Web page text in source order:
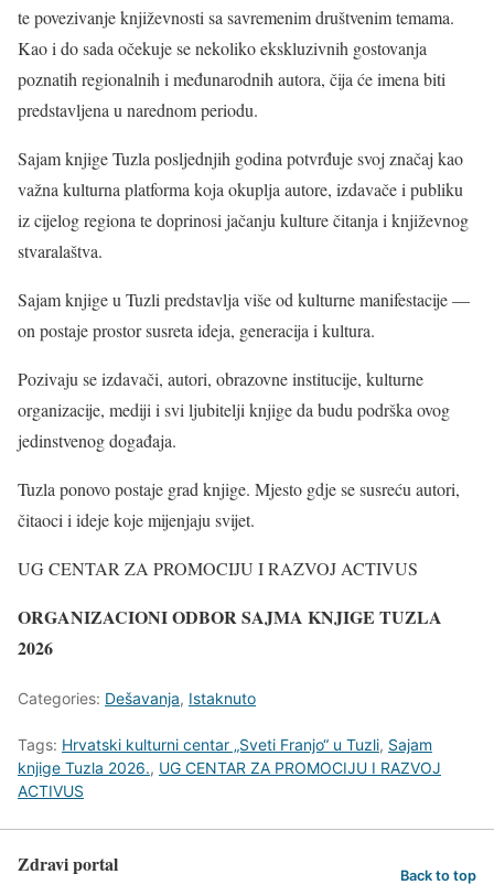
te povezivanje književnosti sa savremenim društvenim temama.
Kao i do sada očekuje se nekoliko ekskluzivnih gostovanja
poznatih regionalnih i međunarodnih autora, čija će imena biti
predstavljena u narednom periodu.
Sajam knjige Tuzla posljednjih godina potvrđuje svoj značaj kao
važna kulturna platforma koja okuplja autore, izdavače i publiku
iz cijelog regiona te doprinosi jačanju kulture čitanja i književnog
stvaralaštva.
Sajam knjige u Tuzli predstavlja više od kulturne manifestacije —
on postaje prostor susreta ideja, generacija i kultura.
Pozivaju se izdavači, autori, obrazovne institucije, kulturne
organizacije, mediji i svi ljubitelji knjige da budu podrška ovog
jedinstvenog događaja.
Tuzla ponovo postaje grad knjige. Mjesto gdje se susreću autori,
čitaoci i ideje koje mijenjaju svijet.
UG CENTAR ZA PROMOCIJU I RAZVOJ ACTIVUS
ORGANIZACIONI ODBOR SAJMA KNJIGE TUZLA
2026
Categories: Dešavanja, Istaknuto
Tags: Hrvatski kulturni centar „Sveti Franjo“ u Tuzli, Sajam
knjige Tuzla 2026., UG CENTAR ZA PROMOCIJU I RAZVOJ
ACTIVUS
Zdravi portal Back to top